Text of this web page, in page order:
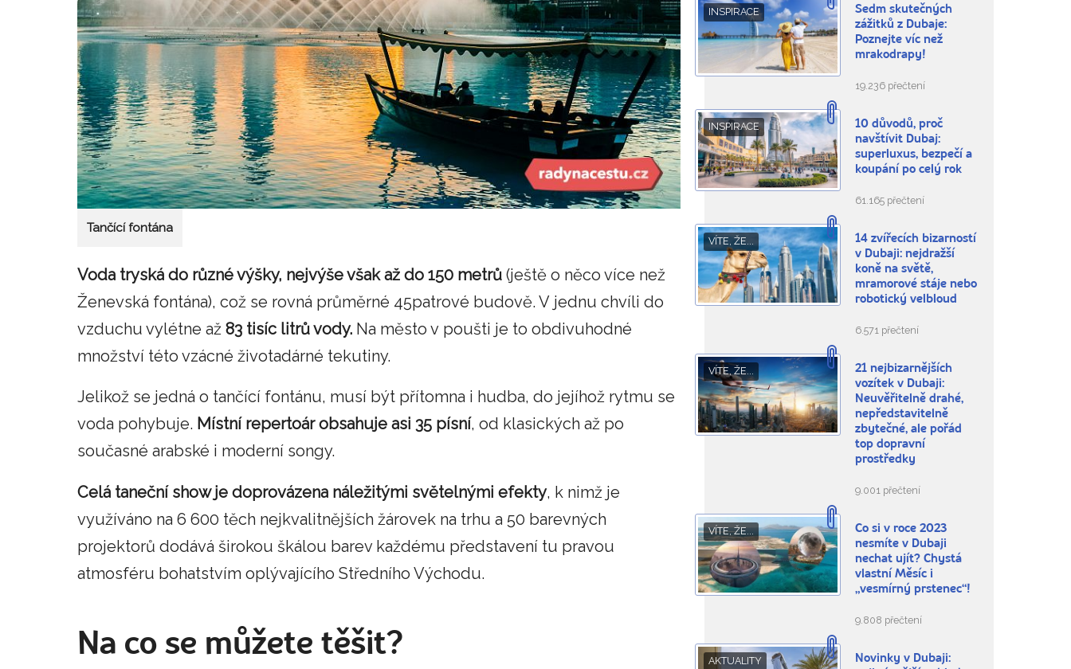
Tančící fontána
Voda tryská do různé výšky, nejvýše však až do 150 metrů (ještě o něco více než
Ženevská fontána), což se rovná průměrné 45patrové budově. V jednu chvíli do
vzduchu vylétne až 83 tisíc litrů vody. Na město v poušti je to obdivuhodné
množství této vzácné životadárné tekutiny.
Jelikož se jedná o tančící fontánu, musí být přítomna i hudba, do jejíhož rytmu se
voda pohybuje. Místní repertoár obsahuje asi 35 písní, od klasických až po
současné arabské i moderní songy.
Celá taneční show je doprovázena náležitými světelnými efekty, k nimž je
využíváno na 6 600 těch nejkvalitnějších žárovek na trhu a 50 barevných
projektorů dodává širokou škálou barev každému představení tu pravou
atmosféru bohatstvím oplývajícího Středního Východu.
Na co se můžete těšit?
INSPIRACE
Sedm skutečných
zážitků z Dubaje:
Poznejte víc než
mrakodrapy!
19.236 přečtení
INSPIRACE
10 důvodů, proč
navštívit Dubaj:
superluxus, bezpečí a
koupání po celý rok
61.165 přečtení
VÍTE, ŽE...
14 zvířecích bizarností
v Dubaji: nejdražší
koně na světě,
mramorové stáje nebo
robotický velbloud
6.571 přečtení
VÍTE, ŽE...
21 nejbizarnějších
vozítek v Dubaji:
Neuvěřitelně drahé,
nepředstavitelně
zbytečné, ale pořád
top dopravní
prostředky
9.001 přečtení
VÍTE, ŽE...
Co si v roce 2023
nesmíte v Dubaji
nechat ujít? Chystá
vlastní Měsíc i
„vesmírný prstenec“!
9.808 přečtení
AKTUALITY
Novinky v Dubaji: